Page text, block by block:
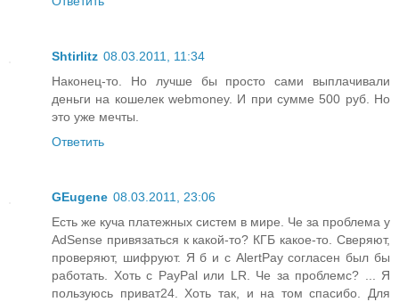
Shtirlitz 08.03.2011, 11:34
Наконец-то. Но лучше бы просто сами выплачивали
деньги на кошелек webmoney. И при сумме 500 руб. Но
это уже мечты.
Ответить
GEugene 08.03.2011, 23:06
Есть же куча платежных систем в мире. Че за проблема у
AdSense привязаться к какой-то? КГБ какое-то. Сверяют,
проверяют, шифруют. Я б и с AlertPay согласен был бы
работать. Хоть с PayPal или LR. Че за проблемс? ... Я
пользуюсь приват24. Хоть так, и на том спасибо. Для